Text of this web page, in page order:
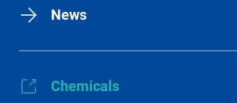
News
Chemicals